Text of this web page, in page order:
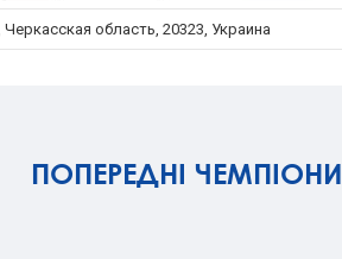
область, 20323, Украина
ПОПЕРЕДНІ ЧЕМПІОНИ